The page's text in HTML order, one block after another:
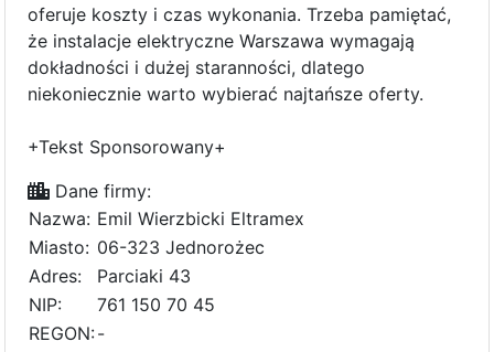
oferuje koszty i czas wykonania. Trzeba pamiętać,
że instalacje elektryczne Warszawa wymagają
dokładności i dużej staranności, dlatego
niekoniecznie warto wybierać najtańsze oferty.
+Tekst Sponsorowany+
Dane firmy:
Nazwa: Emil Wierzbicki Eltramex
Miasto: 06-323 Jednorożec
Adres:
Parciaki 43
NIP:
761 150 70 45
REGON:-